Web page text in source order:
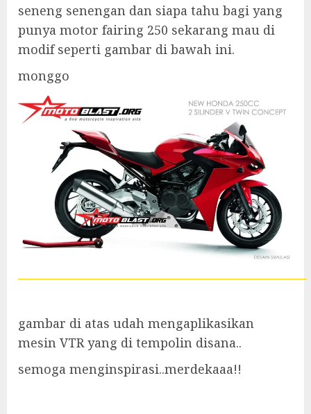
seneng senengan dan siapa tahu bagi yang
punya motor fairing 250 sekarang mau di
modif seperti gambar di bawah ini.
monggo
gambar di atas udah mengaplikasikan
mesin VTR yang di tempolin disana..
semoga menginspirasi..merdekaaa!!